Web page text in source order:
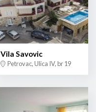
Vila Savovic
Petrovac, Ulica IV, br 19